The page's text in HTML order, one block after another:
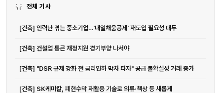
전체 기사
[건축] 인력난 겪는 중소기업…'내일채움공제' 재도입 필요성 대두
[건축] 건설업 통큰 재정지원 경기부양 나서야
[건축] "DSR 규제 강화 전 금리인하 막차 타자" 공급 불확실성 거래 증가
[건축] SK케미칼, 폐현수막 재활용 기술로 의류·책상 등 새롭게